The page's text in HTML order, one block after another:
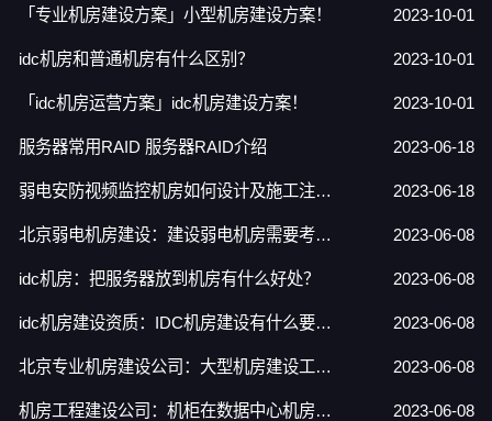
2023-10-01
「专业机房建设方案」小型机房建设方案！
2023-10-01
idc机房和普通机房有什么区别？
2023-10-01
「idc机房运营方案」idc机房建设方案！
2023-06-18
服务器常用RAID 服务器RAID介绍
2023-06-18
弱电安防视频监控机房如何设计及施工注意事项
2023-06-08
北京弱电机房建设：建设弱电机房需要考虑的因素是什么？
2023-06-08
idc机房：把服务器放到机房有什么好处？
2023-06-08
idc机房建设资质：IDC机房建设有什么要求？
2023-06-08
北京专业机房建设公司：大型机房建设工程和设备需要参照的技术标准是什么？
2023-06-08
机房工程建设公司：机柜在数据中心机房的作用有哪些？